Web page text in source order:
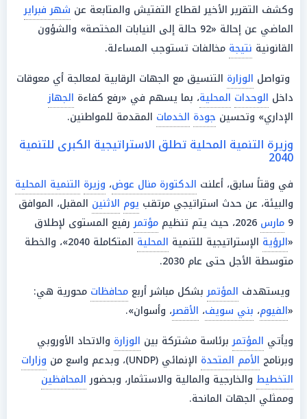
وكشف التقرير الأخير لقطاع التفتيش والمتابعة عن شهر فبراير
الماضي عن إحالة «92 حالة إلى النيابات المختصة» والشؤون
القانونية نتيجة مخالفات تستوجب المساءلة.
وتواصل الوزارة التنسيق مع الجهات الرقابية لمعالجة أي معوقات
داخل الوحدات المحلية، بما يسهم في «رفع كفاءة الجهاز
الإداري» وتحسين جودة الخدمات المقدمة للمواطنين.
وزيرة التنمية المحلية تطلق الاستراتيجية الكبرى للتنمية
2040
في وقتاً سابق، أعلنت الدكتورة منال عوض، وزيرة التنمية المحلية
والبيئة، عن حدث استراتيجي مرتقب يوم الاثنين المقبل، الموافق
9 مارس مؤتمررفيع المستوى لإطلاق
«الرؤية الإستراتيجية للتنمية المحلية
المتكاملة 2040»، والخطة
متوسطة الأجل حتى عام 2030.
ويستهدف المؤتمربشكل مباشر أربعمحافظات محورية هي:
«الفيوم، بني سويف، الأقصر، وأسوان».
ويأتي المؤتمربرئاسة مشتركة بين الوزارة والاتحاد الأوروبي
وبرنامج الأمم المتحدة الإنمائي (UNDP)، وبدعم واسع من
وزارات
التخطيط والخارجية والمالية والاستثمار، وبحضورالمحافظين
وممثلي الجهات المانحة.